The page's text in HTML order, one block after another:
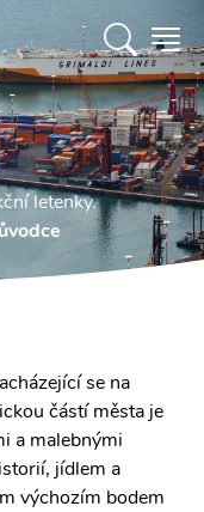
letenky.
se na
částí města je
a malebnými
jídlem a
výchozím bodem